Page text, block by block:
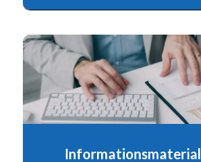
Informationsmaterial